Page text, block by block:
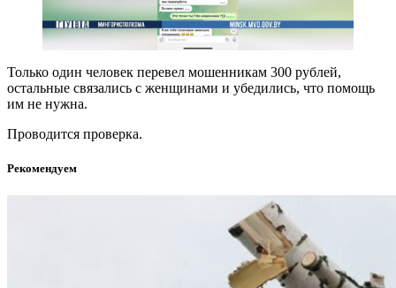
Только один человек перевел мошенникам 300 рублей,
остальные связались с женщинами и убедились, что помощь
им не нужна.
Проводится проверка.
Рекомендуем